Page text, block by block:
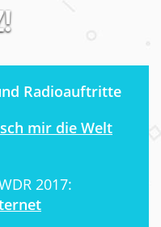
Radioauftritte
mir die Welt
2017: